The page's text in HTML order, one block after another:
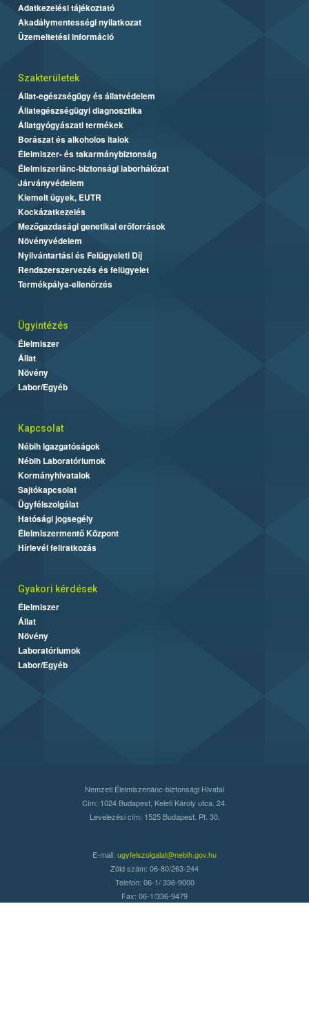
Adatkezelési tájékoztató
Akadálymentességi nyilatkozat
Üzemeltetési információ
Szakterületek
Állat-egészségügy és állatvédelem
Állategészségügyi diagnosztika
Állatgyógyászati termékek
Borászat és alkoholos italok
Élelmiszer- és takarmánybiztonság
Élelmiszerlánc-biztonsági laborhálózat
Járványvédelem
Kiemelt ügyek, EUTR
Kockázatkezelés
Mezőgazdasági genetikai erőforrások
Növényvédelem
Nyilvántartási és Felügyeleti Díj
Rendszerszervezés és felügyelet
Termékpálya-ellenőrzés
Ügyintézés
Élelmiszer
Állat
Növény
Labor/Egyéb
Kapcsolat
Nébih Igazgatóságok
Nébih Laboratóriumok
Kormányhivatalok
Sajtókapcsolat
Ügyfélszolgálat
Hatósági jogsegély
Élelmiszermentő Központ
Hírlevél feliratkozás
Gyakori kérdések
Élelmiszer
Állat
Növény
Laboratóriumok
Labor/Egyéb
Nemzeti Élelmiszerlánc-biztonsági Hivatal
Cím: 1024 Budapest, Keleti Károly utca. 24.
Levelezési cím: 1525 Budapest. Pf. 30.
E-mail: ugyfelszolgalat@nebih.gov.hu
Zöld szám: 06-80/263-244
Telefon: 06-1/ 336-9000
Fax: 06-1/336-9479